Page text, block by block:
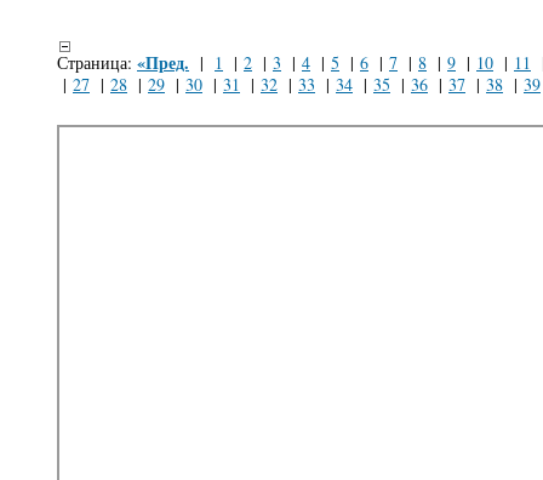
Страница: «Пред. | 1 | 2 | 3 | 4 | 5 | 6 | 7 | 8 | 9 | 10 | 11
| 27 | 28 | 29 | 30 | 31 | 32 | 33 | 34 | 35 | 36 | 37 | 38 | 39